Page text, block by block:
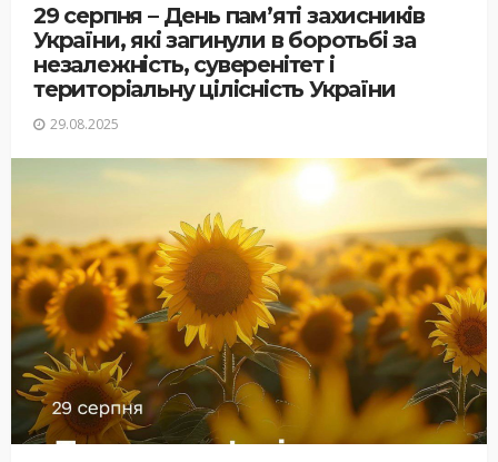
29 серпня – День пам’яті захисників
України, які загинули в боротьбі за
незалежність, суверенітет і
територіальну цілісність України
29.08.2025